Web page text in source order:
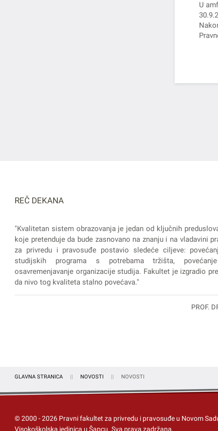
U
REČ DEKANA
"Kvalitetan sistem obrazovanja je jedan od ključnih
koje pretenduje da bude zasnovano na znanju i na vladavini
za privredu i pravosuđe postavio sledeće ciljeve:
studijskih programa s potrebama tržišta,
osavremenjavanje organizacije studija. Fakultet je izgradio
da nivo tog kvaliteta stalno povećava."
PROF.
GLAVNA STRANICA NOVOSTI NOVOSTI
© 2000 -2026 Pravni fakultet za privredu i pravosuđe u Novom
Visokoškolska jedinica u Šapcu. Sva prava zadržana.